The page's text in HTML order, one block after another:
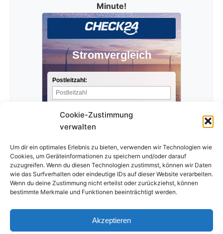
Cookie-Zustimmung
verwalten
Um dir ein optimales Erlebnis zu bieten, verwenden wir Technologien wie
Cookies, um Geräteinformationen zu speichern und/oder darauf
zuzugreifen. Wenn du diesen Technologien zustimmst, können wir Daten
wie das Surfverhalten oder eindeutige IDs auf dieser Website verarbeiten.
Wenn du deine Zustimmung nicht erteilst oder zurückziehst, können
bestimmte Merkmale und Funktionen beeinträchtigt werden.
Akzeptieren
Minute!
Stromvergleich
Postleitzahl: